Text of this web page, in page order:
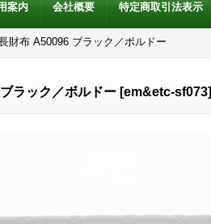
案内 会社概要 特定商取引法表示
財布 A50096 ブラック／ボルドー
ラック／ボルドー [em&etc-sf073]